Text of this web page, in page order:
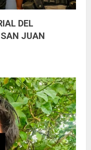
DEL
SAN JUAN